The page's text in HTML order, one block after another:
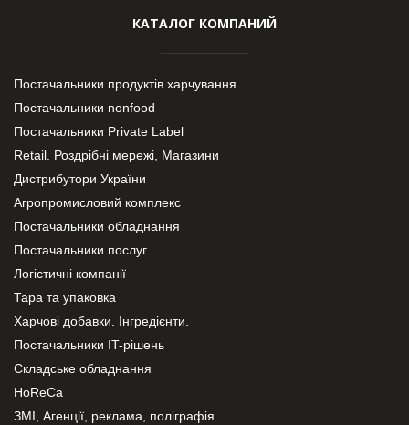
КАТАЛОГ КОМПАНИЙ
Постачальники продуктів харчування
Постачальники nonfood
Постачальники Private Label
Retail. Роздрібні мережі, Магазини
Дистрибутори України
Агропромисловий комплекс
Постачальники обладнання
Постачальники послуг
Логістичні компанії
Тара та упаковка
Харчові добавки. Інгредієнти.
Постачальники IT-рішень
Складське обладнання
HoReCa
ЗМІ, Агенції, реклама, поліграфія